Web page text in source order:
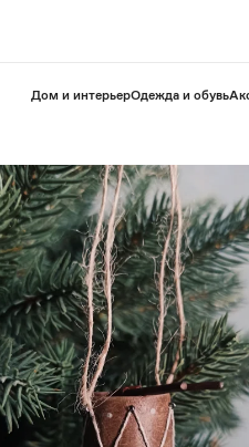
⁠Дом и интерьерОдежда и обувь